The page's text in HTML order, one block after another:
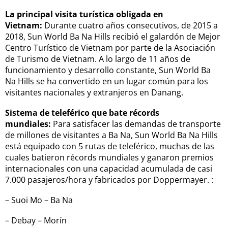
La principal visita turística obligada en
Vietnam: Durante cuatro años consecutivos, de 2015 a
2018, Sun World Ba Na Hills recibió el galardón de Mejor
Centro Turístico de Vietnam por parte de la Asociación
de Turismo de Vietnam. A lo largo de 11 años de
funcionamiento y desarrollo constante, Sun World Ba
Na Hills se ha convertido en un lugar común para los
visitantes nacionales y extranjeros en Danang.
Sistema de teleférico que bate récords
mundiales: Para satisfacer las demandas de transporte
de millones de visitantes a Ba Na, Sun World Ba Na Hills
está equipado con 5 rutas de teleférico, muchas de las
cuales batieron récords mundiales y ganaron premios
internacionales con una capacidad acumulada de casi
7.000 pasajeros/hora y fabricados por Doppermayer. :
– Suoi Mo – Ba Na
– Debay – Morín